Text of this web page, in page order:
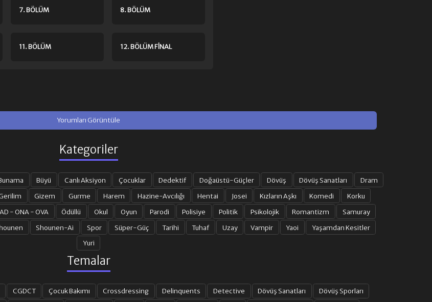
7. BÖLÜM 8. BÖLÜM
11. BÖLÜM 12. BÖLÜM FINAL
Yorumları Görüntüle
Kategoriler
Büyü Canlı Aksiyon Çocuklar Dedektif Doğaüstü-Güçler Dövüş Dövüş Sanatları
Dram
Gizem Gurme Harem Hazine-Avcılığı Hentai Josei Kızların Aşkı Komedi
Korku
- ONA - OVA Ödüllü Okul Oyun Parodi Polisiye Politik Psikolojik Romantizm
Samuray
Shounen-Ai Spor Süper-Güç Tarihi Tuhaf Uzay Vampir Yaoi
Yaşamdan Kesitler
Yuri
Temalar
CGDCT Çocuk Bakımı Crossdressing Delinquents Detective Dövüş Sanatları
Dövüş Sporları